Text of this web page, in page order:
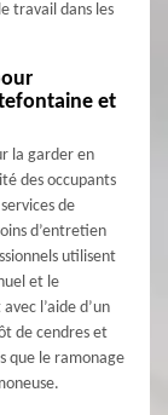
travail dans les
et
la garder en
des occupants
de
d’entretien
utilisent
et le
l’aide d’un
de cendres et
que le ramonage